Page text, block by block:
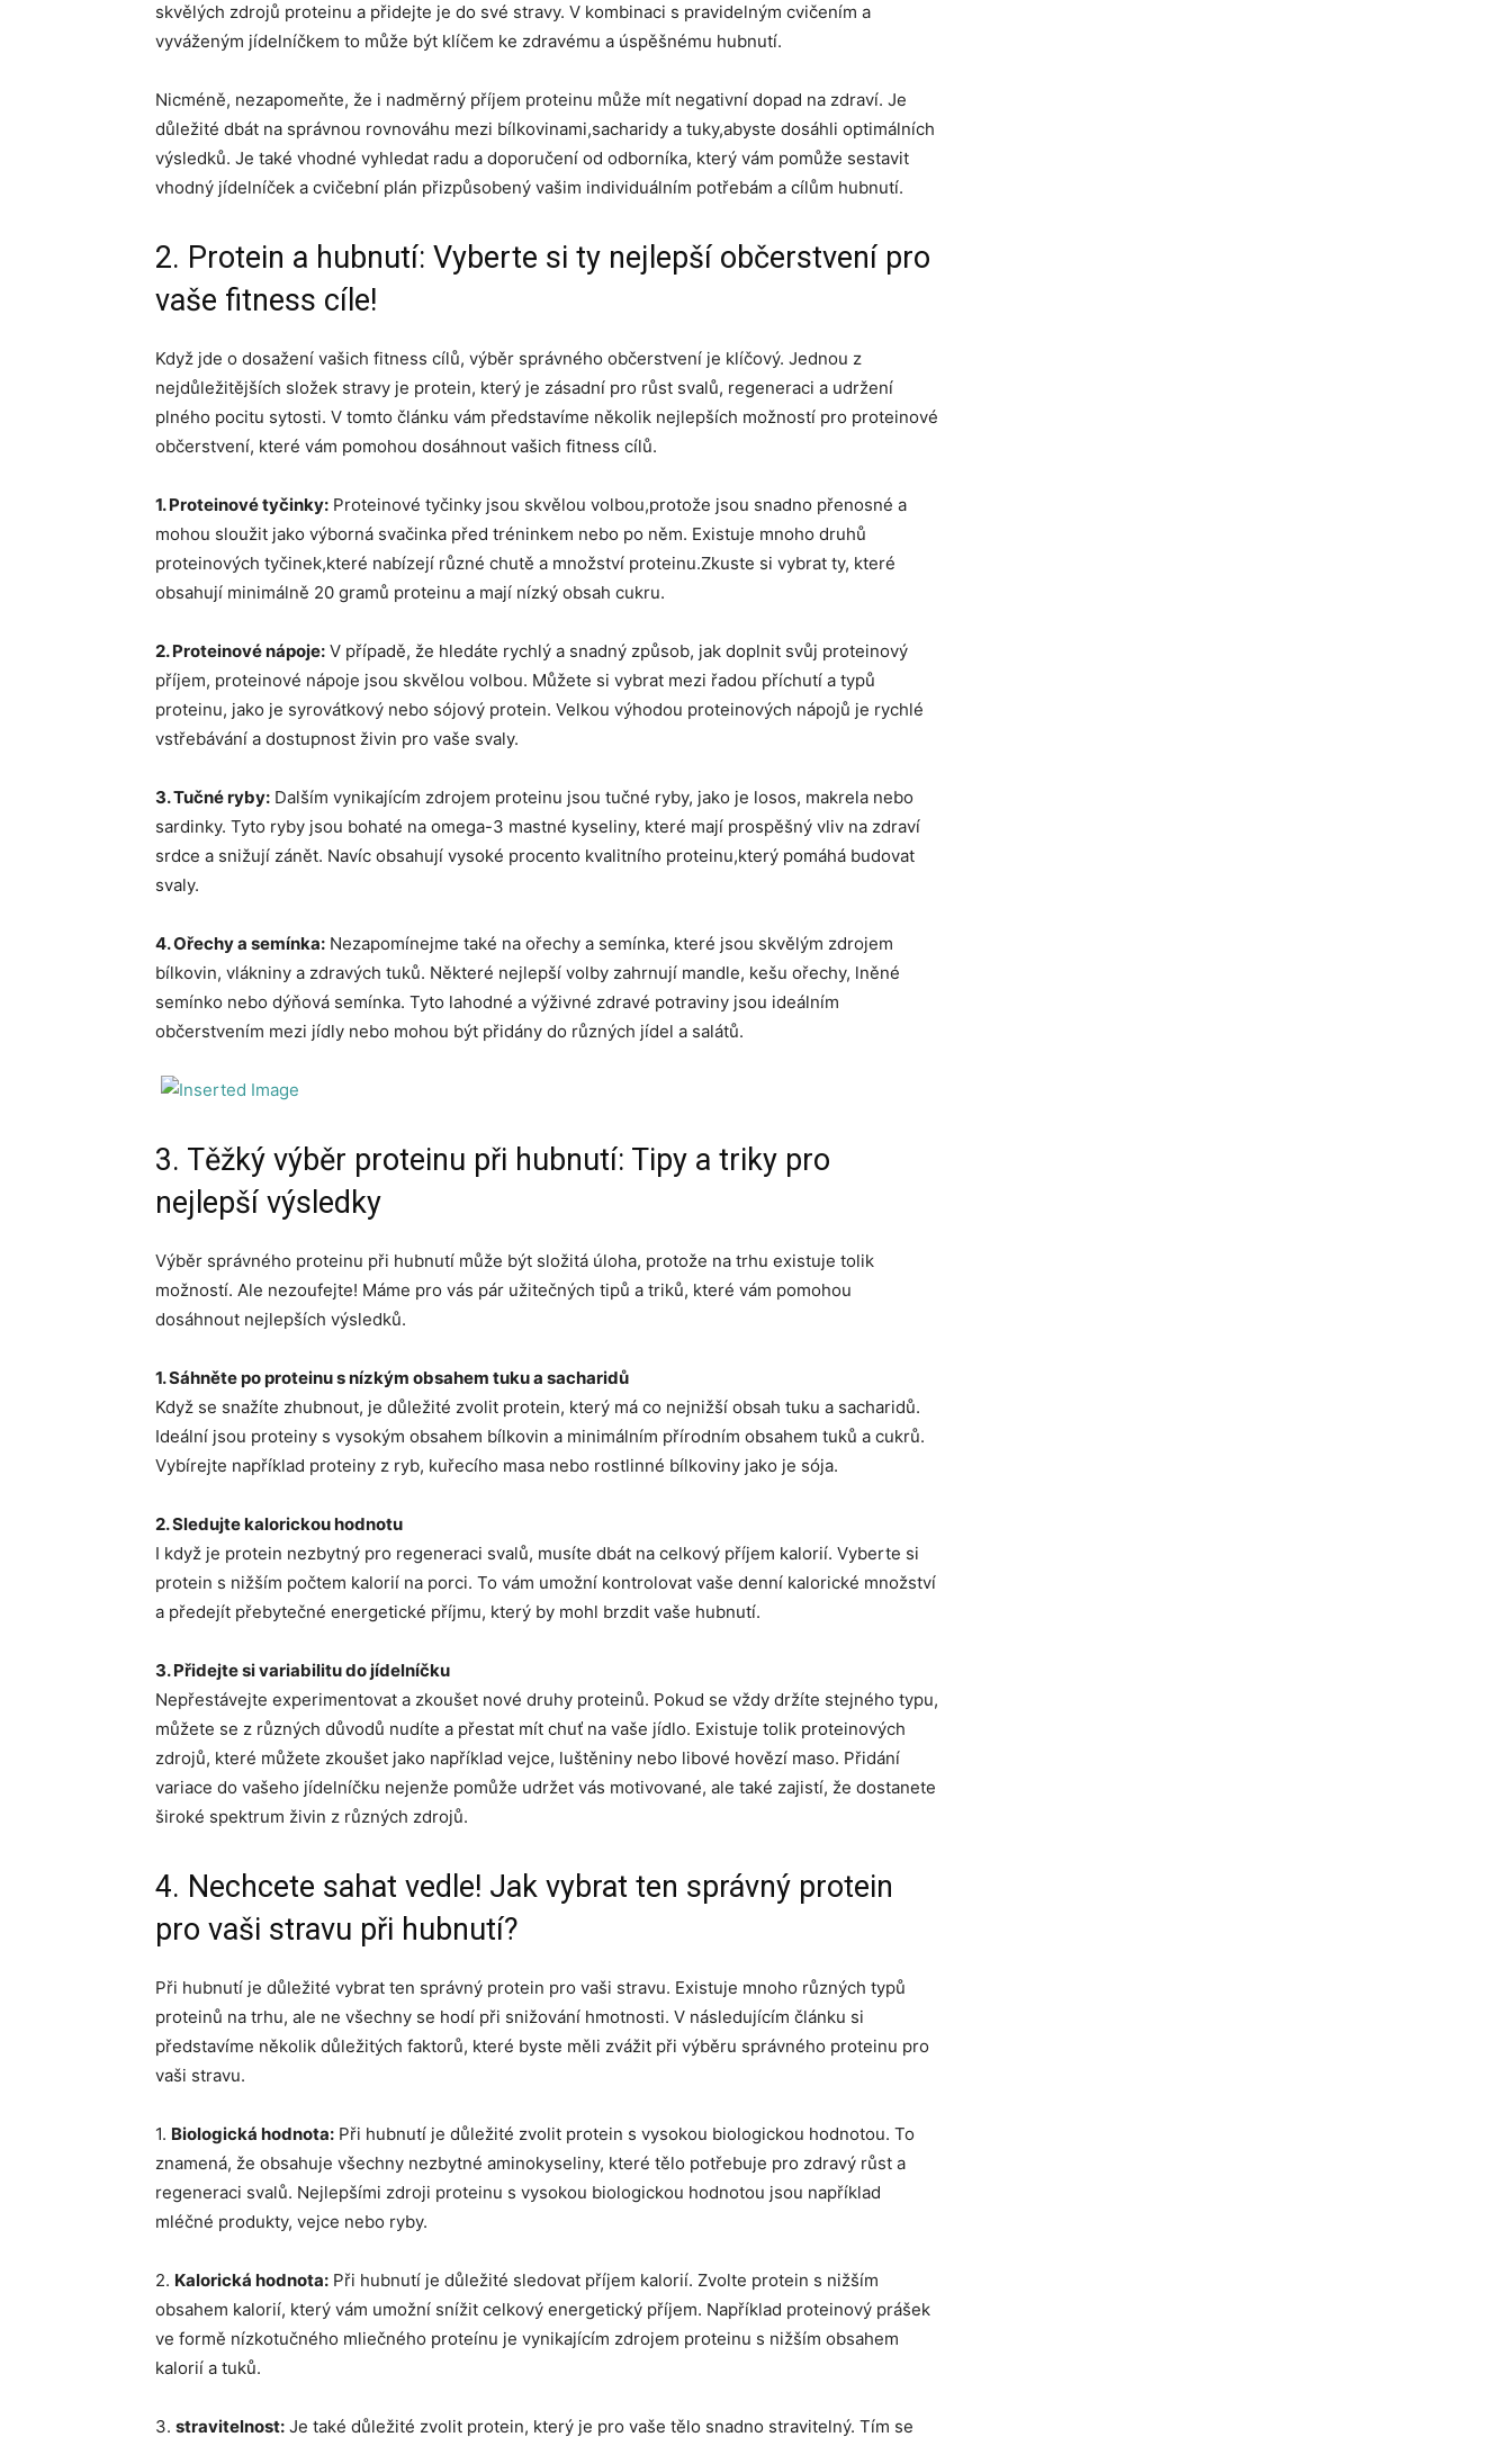
skvělých zdrojů proteinu a přidejte je do své stravy. V kombinaci s pravidelným cvičením a
vyváženým jídelníčkem to může být klíčem ke zdravému a úspěšnému hubnutí.
Nicméně, nezapomeňte, že i nadměrný příjem proteinu může mít negativní dopad na zdraví. Je
důležité dbát na správnou rovnováhu mezi bílkovinami,sacharidy a tuky,abyste dosáhli optimálních
výsledků. Je také vhodné vyhledat radu a doporučení od odborníka, který vám pomůže sestavit
vhodný jídelníček a cvičební plán přizpůsobený vašim individuálním potřebám a cílům hubnutí.
2. Protein a hubnutí: Vyberte si ty nejlepší občerstvení pro
vaše fitness cíle!
Když jde o dosažení vašich fitness cílů, výběr správného občerstvení je klíčový. Jednou z
nejdůležitějších složek stravy je protein, který je zásadní pro růst svalů, regeneraci a udržení
plného pocitu sytosti. V tomto článku vám představíme několik nejlepších možností pro proteinové
občerstvení, které vám pomohou dosáhnout vašich fitness cílů.
1. Proteinové tyčinky: Proteinové tyčinky jsou skvělou volbou,protože jsou snadno přenosné a
mohou sloužit jako výborná svačinka před tréninkem nebo po něm. Existuje mnoho druhů
proteinových tyčinek,které nabízejí různé chutě a množství proteinu.Zkuste si vybrat ty, které
obsahují minimálně 20 gramů proteinu a mají nízký obsah cukru.
2. Proteinové nápoje: V případě, že hledáte rychlý a snadný způsob, jak doplnit svůj proteinový
příjem, proteinové nápoje jsou skvělou volbou. Můžete si vybrat mezi řadou příchutí a typů
proteinu, jako je syrovátkový nebo sójový protein. Velkou výhodou proteinových nápojů je rychlé
vstřebávání a dostupnost živin pro vaše svaly.
3. Tučné ryby: Dalším vynikajícím zdrojem proteinu jsou tučné ryby, jako je losos, makrela nebo
sardinky. Tyto ryby jsou bohaté na omega-3 mastné kyseliny, které mají prospěšný vliv na zdraví
srdce a snižují zánět. Navíc obsahují vysoké procento kvalitního proteinu,který pomáhá budovat
svaly.
4. Ořechy a semínka: Nezapomínejme také na ořechy a semínka, které jsou skvělým zdrojem
bílkovin, vlákniny a zdravých tuků. Některé nejlepší volby zahrnují mandle, kešu ořechy, lněné
semínko nebo dýňová semínka. Tyto lahodné a výživné zdravé potraviny jsou ideálním
občerstvením mezi jídly nebo mohou být přidány do různých jídel a salátů.
3. Těžký výběr proteinu při hubnutí: Tipy a triky pro
nejlepší výsledky
Výběr správného proteinu při hubnutí může být složitá úloha, protože na trhu existuje tolik
možností. Ale nezoufejte! Máme pro vás pár užitečných tipů a triků, které vám pomohou
dosáhnout nejlepších výsledků.
1. Sáhněte po proteinu s nízkým obsahem tuku a sacharidů
Když se snažíte zhubnout, je důležité zvolit protein, který má co nejnižší obsah tuku a sacharidů.
Ideální jsou proteiny s vysokým obsahem bílkovin a minimálním přírodním obsahem tuků a cukrů.
Vybírejte například proteiny z ryb, kuřecího masa nebo rostlinné bílkoviny jako je sója.
2. Sledujte kalorickou hodnotu
I když je protein nezbytný pro regeneraci svalů, musíte dbát na celkový příjem kalorií. Vyberte si
protein s nižším počtem kalorií na porci. To vám umožní kontrolovat vaše denní kalorické množství
a předejít přebytečné energetické příjmu, který by mohl brzdit vaše hubnutí.
3. Přidejte si variabilitu do jídelníčku
Nepřestávejte experimentovat a zkoušet nové druhy proteinů. Pokud se vždy držíte stejného typu,
můžete se z různých důvodů nudíte a přestat mít chuť na vaše jídlo. Existuje tolik proteinových
zdrojů, které můžete zkoušet jako například vejce, luštěniny nebo libové hovězí maso. Přidání
variace do vašeho jídelníčku nejenže pomůže udržet vás motivované, ale také zajistí, že dostanete
široké spektrum živin z různých zdrojů.
4. Nechcete sahat vedle! Jak vybrat ten správný protein
pro vaši stravu při hubnutí?
Při hubnutí je důležité vybrat ten správný protein pro vaši stravu. Existuje mnoho různých typů
proteinů na trhu, ale ne všechny se hodí při snižování hmotnosti. V následujícím článku si
představíme několik důležitých faktorů, které byste měli zvážit při výběru správného proteinu pro
vaši stravu.
1. Biologická hodnota: Při hubnutí je důležité zvolit protein s vysokou biologickou hodnotou. To
znamená, že obsahuje všechny nezbytné aminokyseliny, které tělo potřebuje pro zdravý růst a
regeneraci svalů. Nejlepšími zdroji proteinu s vysokou biologickou hodnotou jsou například
mléčné produkty, vejce nebo ryby.
2. Kalorická hodnota: Při hubnutí je důležité sledovat příjem kalorií. Zvolte protein s nižším
obsahem kalorií, který vám umožní snížit celkový energetický příjem. Například proteinový prášek
ve formě nízkotučného mliečného proteínu je vynikajícím zdrojem proteinu s nižším obsahem
kalorií a tuků.
3. stravitelnost: Je také důležité zvolit protein, který je pro vaše tělo snadno stravitelný. Tím se